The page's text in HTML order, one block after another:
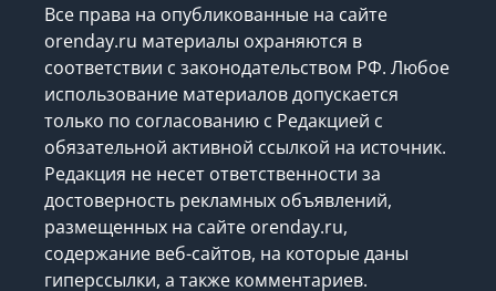
Все права на опубликованные на сайте
orenday.ru материалы охраняются в
соответствии с законодательством РФ. Любое
использование материалов допускается
только по согласованию с Редакцией с
обязательной активной ссылкой на источник.
Редакция не несет ответственности за
достоверность рекламных объявлений,
размещенных на сайте orenday.ru,
содержание веб-сайтов, на которые даны
гиперссылки, а также комментариев.